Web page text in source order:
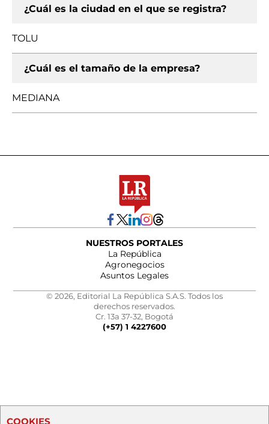
¿Cuál es la ciudad en el que se registra?
TOLU
¿Cuál es el tamaño de la empresa?
MEDIANA
NUESTROS PORTALES
La República
Agronegocios
Asuntos Legales
© 2026, Editorial La República S.A.S. Todos los
derechos reservados.
Cr. 13a 37-32, Bogotá
(+57) 1 4227600
COOKIES